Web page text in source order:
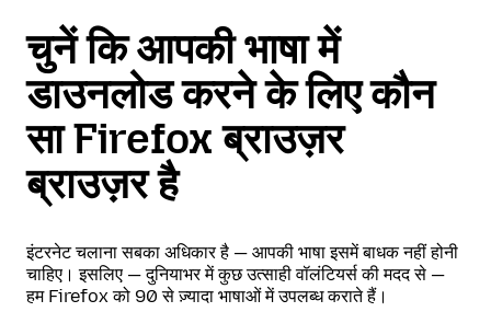
चुनें कि आपकी भाषा में
डाउनलोड करने के लिए कौन
सा Firefox ब्राउज़र
ब्राउज़र है
इंटरनेट चलाना सबका अधिकार है — आपकी भाषा इसमें बाधक नहीं होनी
चाहिए। इसलिए — दुनियाभर में कुछ उत्साही वॉलंटियर्स की मदद से —
हम Firefox को 90 से ज़्यादा भाषाओं में उपलब्ध कराते हैं।